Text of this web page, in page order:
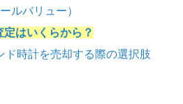
ルバリュー）
はいくらから？
ド時計を売却する際の選択肢